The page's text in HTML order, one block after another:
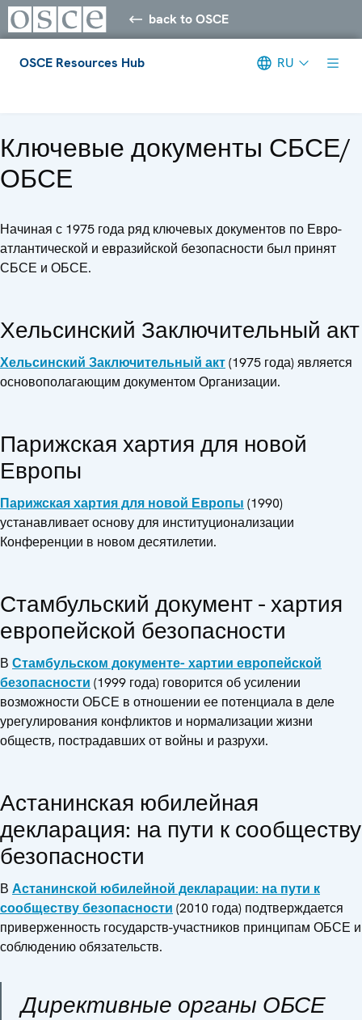
back to OSCE
OSCE Resources Hub RU
Ключевые документы СБСЕ/
ОБСЕ
Начиная с 1975 года ряд ключевых документов по Евро-
атлантической и евразийской безопасности был принят
СБСЕ и ОБСЕ.
Хельсинский Заключительный акт
Хельсинский Заключительный акт(1975 года) является
основополагающим документом Организации.
Парижская хартия для новой
Европы
Парижская хартия для новой Европы (1990)
устанавливает основу для институционализации
Конференции в новом десятилетии.
Стамбульский документ - хартия
европейской безопасности
В Стамбульском документе- хартии европейской
безопасности (1999 года) говорится об усилении
возможности ОБСЕ в отношении ее потенциала в деле
урегулирования конфликтов и нормализации жизни
обществ, пострадавших от войны и разрухи.
Астанинская юбилейная
декларация: на пути к сообществу
безопасности
В Астанинской юбилейной декларации: на пути к
сообществу безопасности (2010 года) подтверждается
приверженность государств-участников принципам ОБСЕ и
соблюдению обязательств.
Директивные органы ОБСЕ